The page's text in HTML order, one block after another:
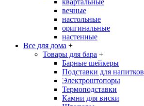
квартальные
вечные
настольные
оригинальные
настенные
Все для дома +
Товары для бара +
Барные шейкеры
Подставки для напитков
Электроштопоры
Термоподставки
Камни для виски